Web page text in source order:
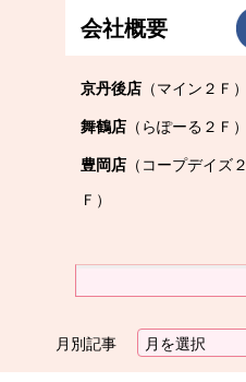
会社概要
京丹後店 （マイン２Ｆ）
舞鶴店 （らぽーる２Ｆ）
豊岡店 （コープデイズ２
Ｆ）
月別記事